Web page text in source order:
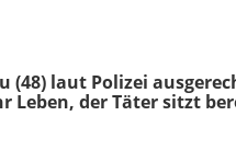
(48) laut Polizei
Leben, der Täter sitzt